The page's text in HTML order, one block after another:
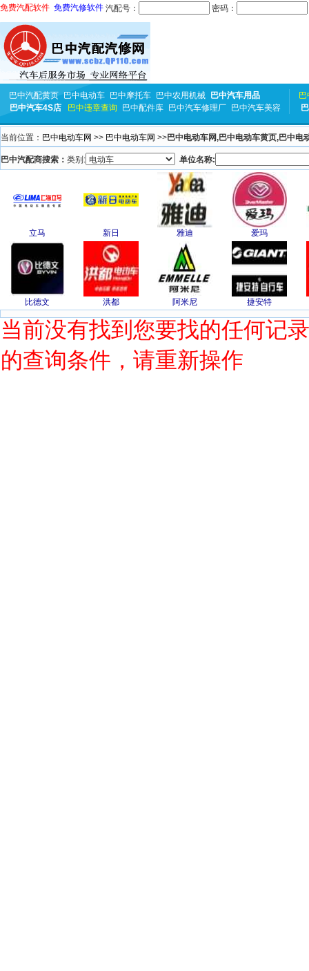
免费汽配软件 免费汽修软件 汽配号： 密码：
巴中汽配黄页 巴中电动车 巴中摩托车 巴中农用机械
巴中汽车用品
巴中汽车4S店
巴中违章查询 巴中配件库 巴中汽车修理厂 巴中汽车美容
当前位置： 巴中电动车网 >> 巴中电动车网 >>巴中电动车网,巴中电动车黄页,巴中电
巴中汽配商搜索： 类别: 单位名称:
立马 新日 雅迪 爱玛
比德文 洪都 阿米尼 捷安特
当前没有找到您要找的任何记
的查询条件，请重新操作